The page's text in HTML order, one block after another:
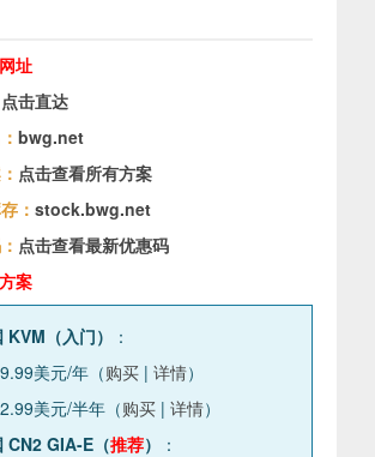
址
点击直达
bwg.net
点击查看所有方案
： stock.bwg.net
点击查看最新优惠码
案
（入门）
：
美元/年（购买 | 详情）
美元/半年（购买 | 详情）
CN2 GIA-E（推荐）
：